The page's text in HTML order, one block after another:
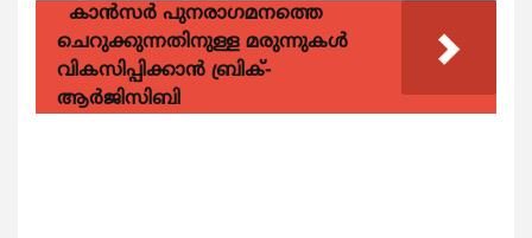
കാന്‍സര്‍ പുനരാഗമനത്തെ
ചെറുക്കുന്നതിനുള്ള മരുന്നുകള്‍
വികസിപ്പിക്കാന്‍ ബ്രിക്-
ആര്‍ജിസിബി